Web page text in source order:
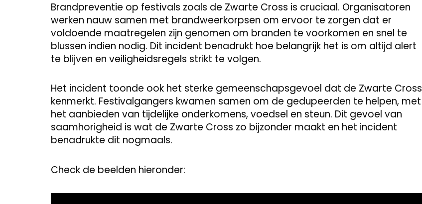
Brandpreventie op festivals zoals de Zwarte Cross is cruciaal. Organisatoren
werken nauw samen met brandweerkorpsen om ervoor te zorgen dat er
voldoende maatregelen zijn genomen om branden te voorkomen en snel te
blussen indien nodig. Dit incident benadrukt hoe belangrijk het is om altijd alert
te blijven en veiligheidsregels strikt te volgen.
Het incident toonde ook het sterke gemeenschapsgevoel dat de Zwarte Cross
kenmerkt. Festivalgangers kwamen samen om de gedupeerden te helpen, met
het aanbieden van tijdelijke onderkomens, voedsel en steun. Dit gevoel van
saamhorigheid is wat de Zwarte Cross zo bijzonder maakt en het incident
benadrukte dit nogmaals.
Check de beelden hieronder: